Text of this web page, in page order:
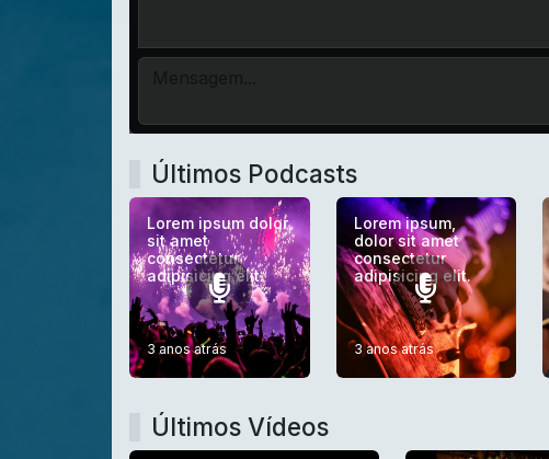
Últimos Podcasts
Lorem ipsum dolor
sit amet
consectetur
adipisicing elit.
3 anos atrás
Lorem ipsum,
dolor sit amet
consectetur
adipisicing elit.
3 anos atrás
Últimos Vídeos